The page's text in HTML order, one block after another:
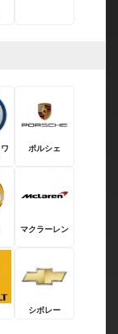
ポルシェ
マクラーレン
シボレー